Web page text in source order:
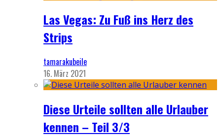
Las Vegas: Zu Fuß ins Herz des
Strips
tamarakubeile
16. März 2021
Diese Urteile sollten alle Urlauber
kennen – Teil 3/3